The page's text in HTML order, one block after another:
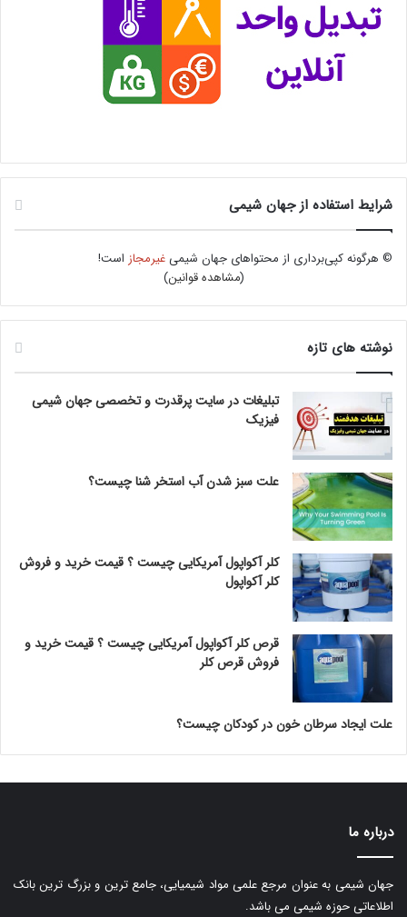
شرایط استفاده از جهان شیمی
© هرگونه کپی‌برداری از محتواهای جهان شیمیغیرمجاز است!
(مشاهده قوانین)
نوشته های تازه
تبلیغات در سایت پرقدرت و تخصصی جهان شیمی
فیزیک
علت سبز شدن آب استخر شنا چیست؟
کلر آکواپول آمریکایی چیست ؟ قیمت خرید و فروش
کلر آکواپول
قرص کلر آکواپول آمریکایی چیست ؟ قیمت خرید و
فروش قرص کلر
علت ایجاد سرطان خون در کودکان چیست؟
درباره ما
جهان شیمی به عنوان مرجع علمی مواد شیمیایی، جامع ترین و بزرگ ترین بانک
اطلاعاتی حوزه شیمی می باشد.